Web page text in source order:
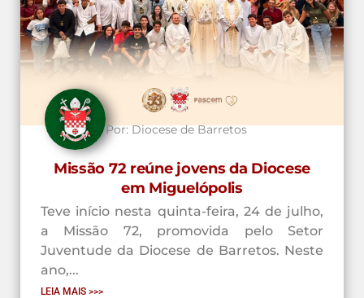
Por:Diocese de Barretos
Missão 72 reúne jovens da Diocese
em Miguelópolis
Teve início nesta quinta-feira, 24 de julho,
a Missão 72, promovida pelo Setor
Juventude da Diocese de Barretos. Neste
ano,...
LEIA MAIS >>>